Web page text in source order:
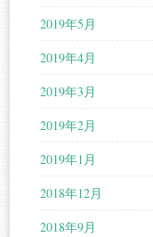
2019年5月
2019年4月
2019年3月
2019年2月
2019年1月
2018年12月
2018年9月